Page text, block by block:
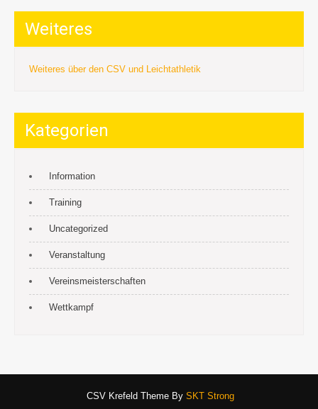
Weiteres
Weiteres über den CSV und Leichtathletik
Kategorien
Information
Training
Uncategorized
Veranstaltung
Vereinsmeisterschaften
Wettkampf
CSV Krefeld Theme By SKT Strong